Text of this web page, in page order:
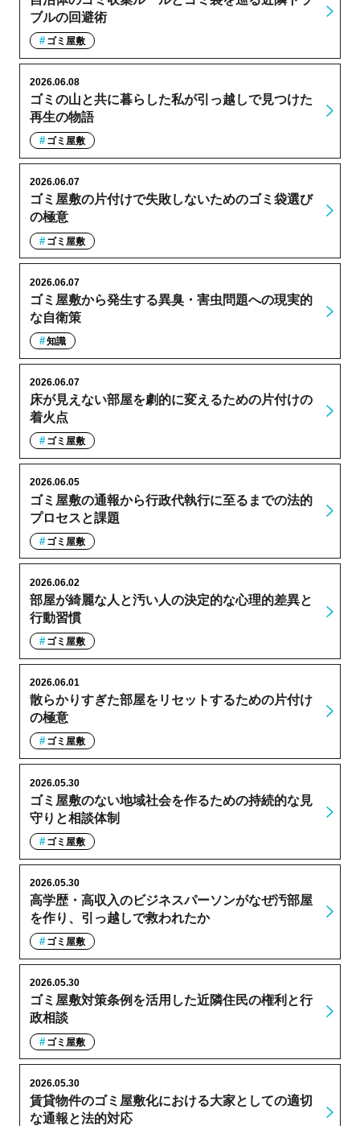
ブルの回避術
ゴミ屋敷
ゴミの山と共に暮らした私が引っ越しで見つけた
再生の物語
2026.06.08
ゴミ屋敷
ゴミ屋敷の片付けで失敗しないためのゴミ袋選び
の極意
2026.06.07
ゴミ屋敷
ゴミ屋敷から発生する異臭・害虫問題への現実的
な自衛策
2026.06.07
知識
床が見えない部屋を劇的に変えるための片付けの
着火点
2026.06.07
ゴミ屋敷
ゴミ屋敷の通報から行政代執行に至るまでの法的
プロセスと課題
2026.06.05
ゴミ屋敷
部屋が綺麗な人と汚い人の決定的な心理的差異と
行動習慣
2026.06.02
ゴミ屋敷
散らかりすぎた部屋をリセットするための片付け
の極意
2026.06.01
ゴミ屋敷
ゴミ屋敷のない地域社会を作るための持続的な見
守りと相談体制
2026.05.30
ゴミ屋敷
高学歴・高収入のビジネスパーソンがなぜ汚部屋
を作り、引っ越しで救われたか
2026.05.30
ゴミ屋敷
ゴミ屋敷対策条例を活用した近隣住民の権利と行
政相談
2026.05.30
ゴミ屋敷
賃貸物件のゴミ屋敷化における大家としての適切
な通報と法的対応
2026.05.30